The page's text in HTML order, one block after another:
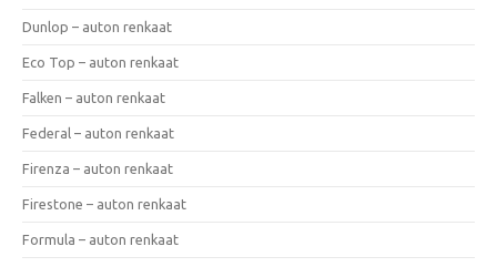
Dunlop – auton renkaat
Eco Top – auton renkaat
Falken – auton renkaat
Federal – auton renkaat
Firenza – auton renkaat
Firestone – auton renkaat
Formula – auton renkaat